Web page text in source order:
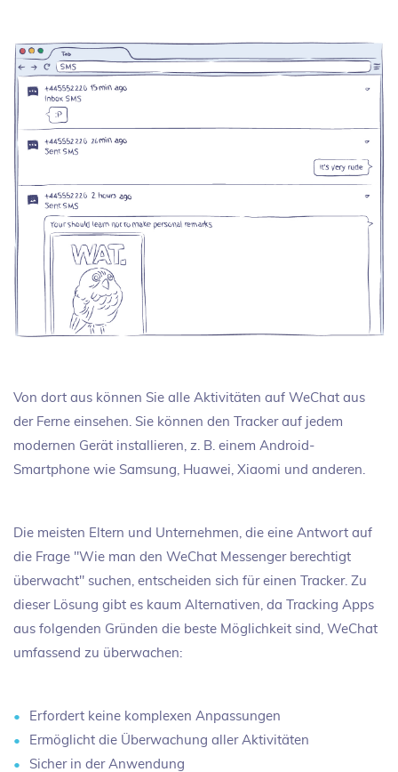
Von dort aus können Sie alle Aktivitäten auf WeChat aus
der Ferne einsehen. Sie können den Tracker auf jedem
modernen Gerät installieren, z. B. einem Android-
Smartphone wie Samsung, Huawei, Xiaomi und anderen.
Die meisten Eltern und Unternehmen, die eine Antwort auf
die Frage "Wie man den WeChat Messenger berechtigt
überwacht" suchen, entscheiden sich für einen Tracker. Zu
dieser Lösung gibt es kaum Alternativen, da Tracking Apps
aus folgenden Gründen die beste Möglichkeit sind, WeChat
umfassend zu überwachen:
Erfordert keine komplexen Anpassungen
Ermöglicht die Überwachung aller Aktivitäten
Sicher in der Anwendung